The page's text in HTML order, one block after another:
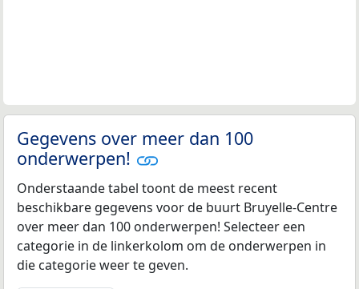
Gegevens over meer dan 100
onderwerpen!
Onderstaande tabel toont de meest recent
beschikbare gegevens voor de buurt Bruyelle-Centre
over meer dan 100 onderwerpen! Selecteer een
categorie in de linkerkolom om de onderwerpen in
die categorie weer te geven.